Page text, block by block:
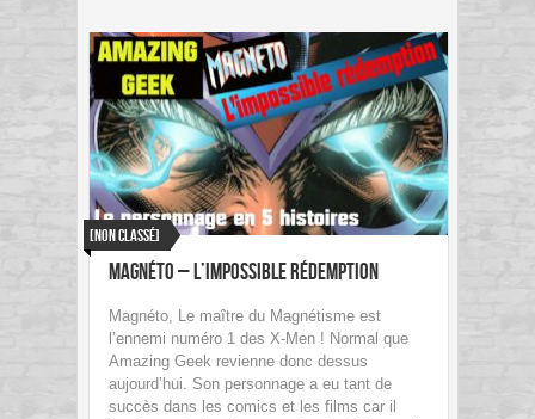
[Non classé]
Magnéto – L’impossible rédemption
Magnéto, Le maître du Magnétisme est
l’ennemi numéro 1 des X-Men ! Normal que
Amazing Geek revienne donc dessus
aujourd’hui. Son personnage a eu tant de
succès dans les comics et les films car il